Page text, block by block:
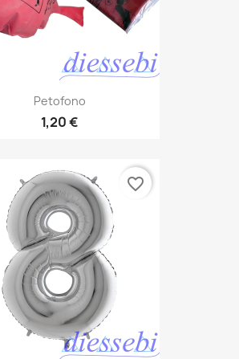
Petofono
1,20 €
favorite_border